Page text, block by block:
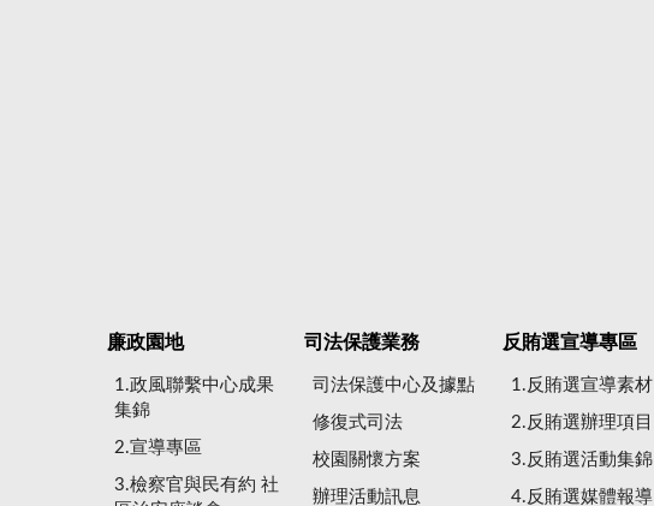
廉政園地
1.政風聯繫中心成果
集錦
2.宣導專區
3.檢察官與民有約 社
司法保護業務
司法保護中心及據點
修復式司法
校園關懷方案
辦理活動訊息
反賄選宣導專區
1.反賄選宣導素材
2.反賄選辦理項目
3.反賄選活動集錦
4.反賄選媒體報導